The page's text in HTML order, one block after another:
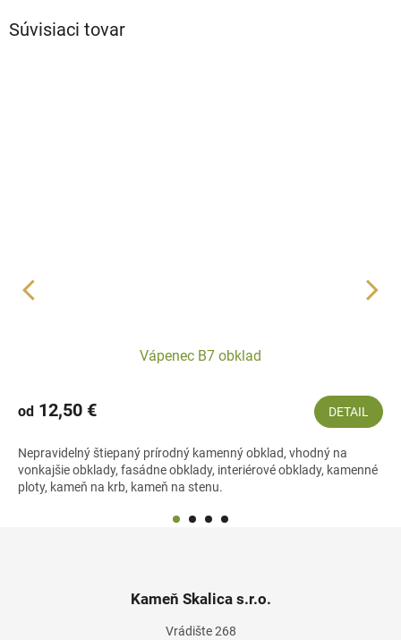
Súvisiaci tovar
Vápenec B7 obklad
od 12,50 € DETAIL
Nepravidelný štiepaný prírodný kamenný obklad, vhodný na
vonkajšie obklady, fasádne obklady, interiérové obklady, kamenné
ploty, kameň na krb, kameň na stenu.
Kameň Skalica s.r.o.
Vrádište 268